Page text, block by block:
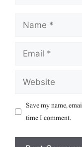
Name
Email
Website
Save my name,
time I comment.